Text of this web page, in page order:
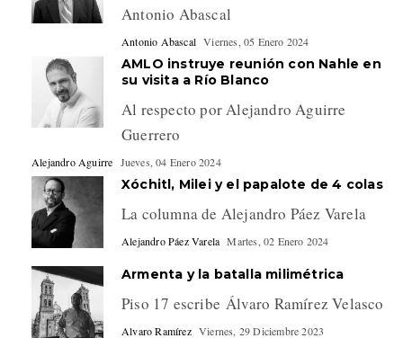
Antonio Abascal
Antonio Abascal Viernes, 05 Enero 2024
AMLO instruye reunión con Nahle en
su visita a Río Blanco
Al respecto por Alejandro Aguirre
Guerrero
Alejandro Aguirre Jueves, 04 Enero 2024
Xóchitl, Milei y el papalote de 4 colas
La columna de Alejandro Páez Varela
Alejandro Páez Varela Martes, 02 Enero 2024
Armenta y la batalla milimétrica
Piso 17 escribe Álvaro Ramírez Velasco
Alvaro Ramírez Viernes, 29 Diciembre 2023